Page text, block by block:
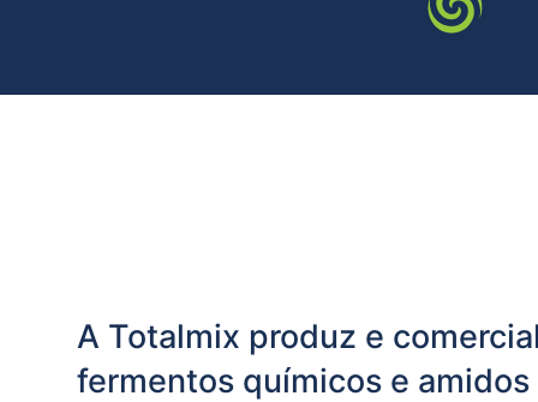
A Totalmix produz e
fermentos químicos e amidos